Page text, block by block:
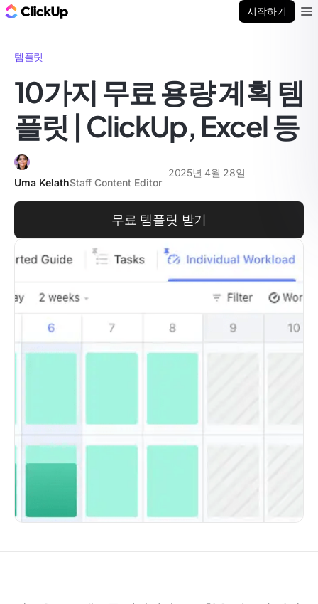
시작하기
템플릿
10가지 무료 용량 계획 템
플릿 | ClickUp, Excel 등
Uma KelathStaff Content Editor
2025년 4월 28일
무료 템플릿 받기